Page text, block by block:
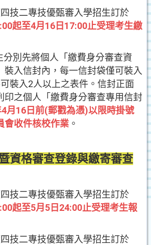
技二專技優甄審入學招生訂於
起至4月16日17:00止受理考生繳
別先將個人「繳費身分審查資
裝入信封內，每一信封袋僅可裝入
裝入2人以上之表件。信封正面
印之個人「繳費身分審查專用信封
月16日前(郵戳為憑)以限時掛號
會收件核校作業 。
資格審查登錄與繳寄審查
技二專技優甄審入學招生訂於
起至5月5日24:00止受理考生報
技二專技優甄審入學招生訂於